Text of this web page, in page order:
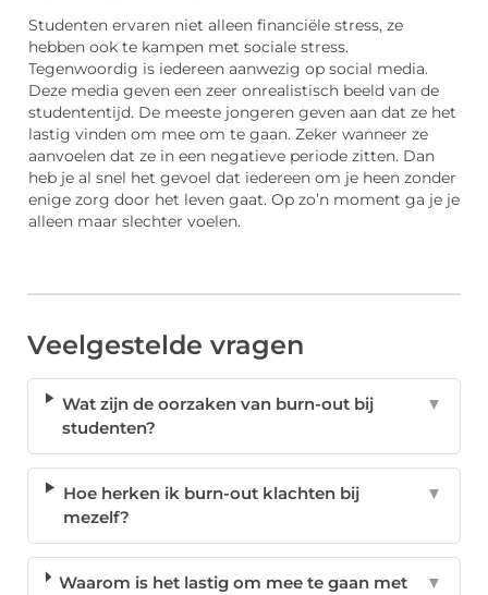
Studenten ervaren niet alleen financiële stress, ze
hebben ook te kampen met sociale stress.
Tegenwoordig is iedereen aanwezig op social media.
Deze media geven een zeer onrealistisch beeld van de
studententijd. De meeste jongeren geven aan dat ze het
lastig vinden om mee om te gaan. Zeker wanneer ze
aanvoelen dat ze in een negatieve periode zitten. Dan
heb je al snel het gevoel dat iedereen om je heen zonder
enige zorg door het leven gaat. Op zo’n moment ga je je
alleen maar slechter voelen.
Veelgestelde vragen
Wat zijn de oorzaken van burn-out bij
studenten?
▼
Hoe herken ik burn-out klachten bij
mezelf?
▼
Waarom is het lastig om mee te gaan met
▼